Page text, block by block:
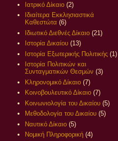
Ιατρικό Δίκαιο (2)
Ιδιαίτερα Εκκλησιαστικά
Καθεστώτα (6)
Ιδιωτικό Διεθνές Δίκαιο (21)
Ιστορία Δικαίου (13)
Ιστορία Εξωτερικής Πολιτικής (1)
Ιστορία Πολιτικών και
Συνταγματικών Θεσμών (3)
Κληρονομικό Δίκαιο (7)
Κοινοβουλευτικό Δίκαιο (7)
Κοινωνιολογία του Δικαίου (5)
Μεθοδολογία του Δικαίου (5)
Ναυτικό Δίκαιο (5)
Νομική Πληροφορική (4)